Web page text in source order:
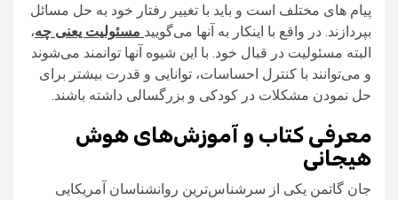
پیام های مختلف است و باید با تغییر رفتار خود به حل مسائل
بپردازند. در واقع با اینکار به آنها می‌گویید مسئولیت یعنی چه،
البته مسئولیت در قبال خود. با این شیوه آنها توانمند می‌شوند
و می‌توانند با کنترل احساسات، توانایی و قدرت بیشتر برای
حل نمودن مشکلات در کودکی و بزرگسالی داشته باشند.
معرفی کتاب و آموزش‌های هوش
هیجانی
جان گاتمن یکی از سرشناس‌ترین روانشناسان آمریکایی